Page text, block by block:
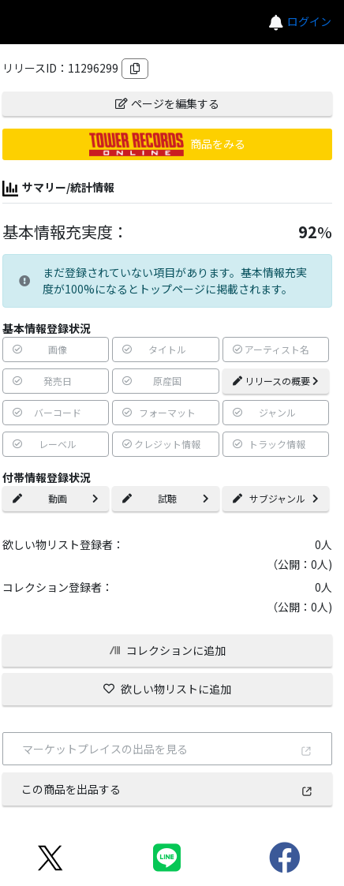
ログイン
リリースID： 11296299
ページを編集する
商品をみる
サマリー/統計情報
基本情報充実度： 92%
まだ登録されていない項目があります。基本情報充実
度が100%になるとトップページに掲載されます。
基本情報登録状況
画像 タイトル アーティスト名
発売日 原産国 リリースの概要
バーコード フォーマット ジャンル
レーベル クレジット情報 トラック情報
付帯情報登録状況
動画 試聴 サブジャンル
欲しい物リスト登録者： 0人
（公開：0人)
コレクション登録者：
0人
（公開：0人)
コレクションに追加
欲しい物リストに追加
マーケットプレイスの出品を見る
この商品を出品する